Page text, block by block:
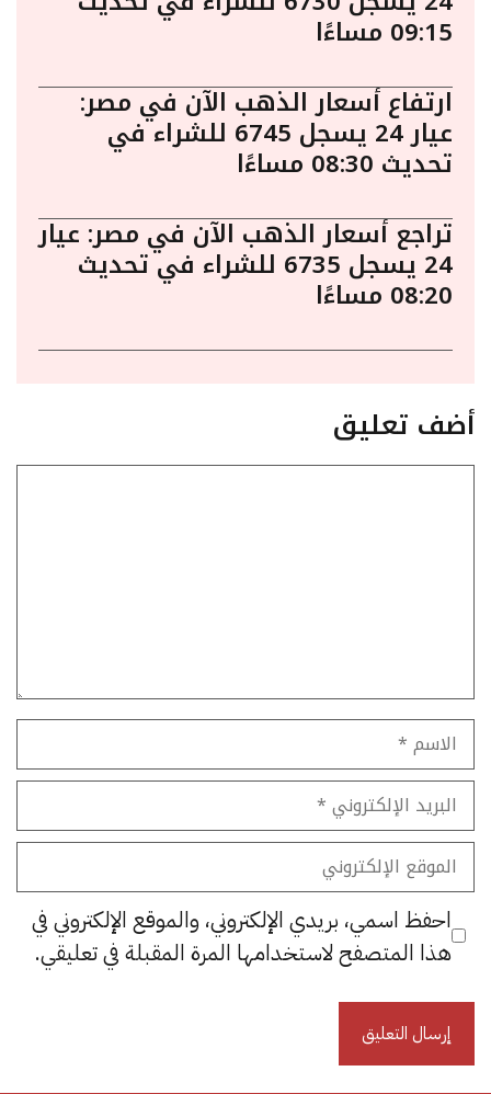
09:15 مساءًا
ارتفاع أسعار الذهب الآن في مصر:
عيار 24 يسجل 6745 للشراء في
تحديث 08:30 مساءًا
تراجع أسعار الذهب الآن في مصر: عيار
24 يسجل 6735 للشراء في تحديث
08:20 مساءًا
أضف تعليق
الاسم
البريد
الإلكتروني
الموقع
الإلكتروني
احفظ اسمي، بريدي الإلكتروني، والموقع الإلكتروني في
هذا المتصفح لاستخدامها المرة المقبلة في تعليقي.